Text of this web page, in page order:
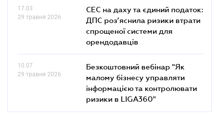
17.03
29 травня 2026
СЕС на даху та єдиний податок:
ДПС роз’яснила ризики втрати
спрощеної системи для
орендодавців
10.07
29 травня 2026
Безкоштовний вебінар "Як
малому бізнесу управляти
інформацією та контролювати
ризики в LIGA360"